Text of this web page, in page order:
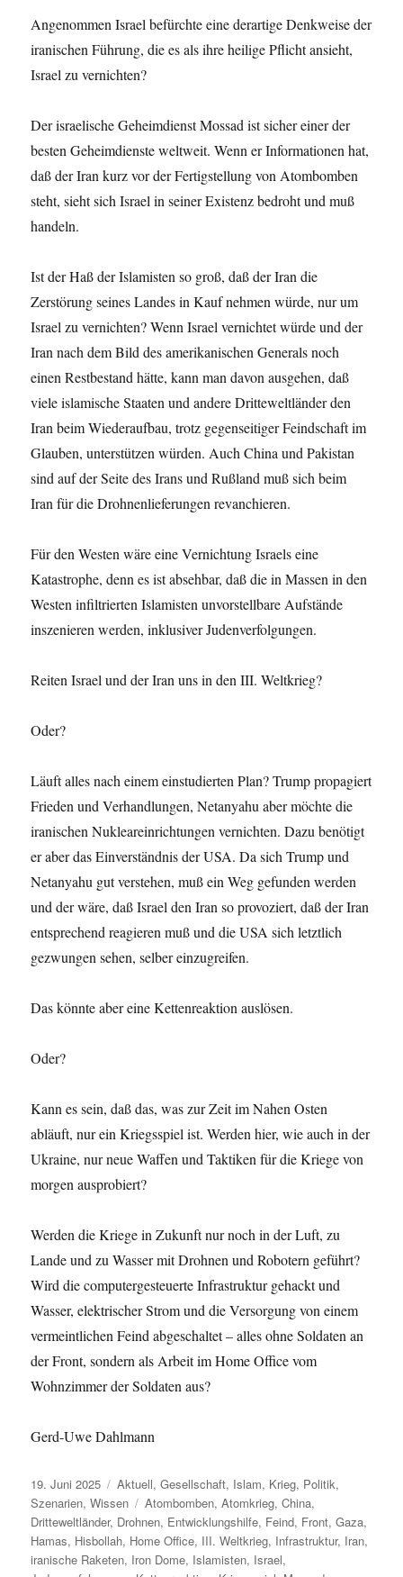
Angenommen Israel befürchte eine derartige Denkweise der
iranischen Führung, die es als ihre heilige Pflicht ansieht,
Israel zu vernichten?
Der israelische Geheimdienst Mossad ist sicher einer der
besten Geheimdienste weltweit. Wenn er Informationen hat,
daß der Iran kurz vor der Fertigstellung von Atombomben
steht, sieht sich Israel in seiner Existenz bedroht und muß
handeln.
Ist der Haß der Islamisten so groß, daß der Iran die
Zerstörung seines Landes in Kauf nehmen würde, nur um
Israel zu vernichten? Wenn Israel vernichtet würde und der
Iran nach dem Bild des amerikanischen Generals noch
einen Restbestand hätte, kann man davon ausgehen, daß
viele islamische Staaten und andere Dritteweltländer den
Iran beim Wiederaufbau, trotz gegenseitiger Feindschaft im
Glauben, unterstützen würden. Auch China und Pakistan
sind auf der Seite des Irans und Rußland muß sich beim
Iran für die Drohnenlieferungen revanchieren.
Für den Westen wäre eine Vernichtung Israels eine
Katastrophe, denn es ist absehbar, daß die in Massen in den
Westen infiltrierten Islamisten unvorstellbare Aufstände
inszenieren werden, inklusiver Judenverfolgungen.
Reiten Israel und der Iran uns in den III. Weltkrieg?
Oder?
Läuft alles nach einem einstudierten Plan? Trump propagiert
Frieden und Verhandlungen, Netanyahu aber möchte die
iranischen Nukleareinrichtungen vernichten. Dazu benötigt
er aber das Einverständnis der USA. Da sich Trump und
Netanyahu gut verstehen, muß ein Weg gefunden werden
und der wäre, daß Israel den Iran so provoziert, daß der Iran
entsprechend reagieren muß und die USA sich letztlich
gezwungen sehen, selber einzugreifen.
Das könnte aber eine Kettenreaktion auslösen.
Oder?
Kann es sein, daß das, was zur Zeit im Nahen Osten
abläuft, nur ein Kriegsspiel ist. Werden hier, wie auch in der
Ukraine, nur neue Waffen und Taktiken für die Kriege von
morgen ausprobiert?
Werden die Kriege in Zukunft nur noch in der Luft, zu
Lande und zu Wasser mit Drohnen und Robotern geführt?
Wird die computergesteuerte Infrastruktur gehackt und
Wasser, elektrischer Strom und die Versorgung von einem
vermeintlichen Feind abgeschaltet – alles ohne Soldaten an
der Front, sondern als Arbeit im Home Office vom
Wohnzimmer der Soldaten aus?
Gerd-Uwe Dahlmann
Veröffentlicht
am
19. Juni 2025 Kategorien
Aktuell,Gesellschaft, Islam, Krieg, Politik,
Szenarien,Wissen Schlagwörter
Atombomben,Atomkrieg,China,
Dritteweltländer, Drohnen, Entwicklungshilfe, Feind, Front,Gaza,
Hamas, Hisbollah, Home Office, III. Weltkrieg, Infrastruktur, Iran,
iranische Raketen, Iron Dome, Islamisten, Israel,